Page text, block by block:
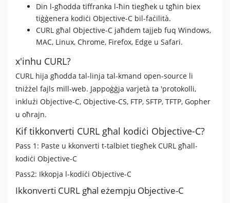
Din l-għodda tiffranka l-ħin tiegħek u tgħin biex
tiġġenera kodiċi Objective-C bil-faċilità.
CURL għal Objective-C jaħdem tajjeb fuq Windows,
MAC, Linux, Chrome, Firefox, Edge u Safari.
x'inhu CURL?
CURL hija għodda tal-linja tal-kmand open-source li
tniżżel fajls mill-web. Jappoġġja varjetà ta 'protokolli,
inklużi Objective-C, Objective-CS, FTP, SFTP, TFTP, Gopher
u oħrajn.
Kif tikkonverti CURL għal kodiċi Objective-C?
Pass 1: Paste u kkonverti t-talbiet tiegħek CURL għall-
kodiċi Objective-C
Pass2: Ikkopja l-kodiċi Objective-C
Ikkonverti CURL għal eżempju Objective-C